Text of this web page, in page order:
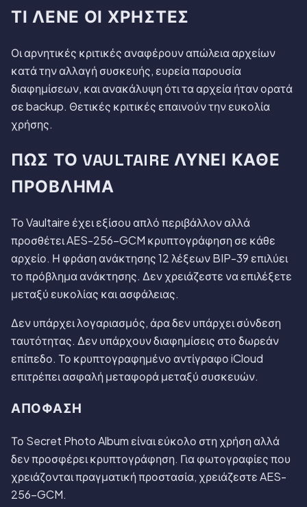
ΤΙ ΛΈΝΕ ΟΙ ΧΡΉΣΤΕΣ
Οι αρνητικές κριτικές αναφέρουν απώλεια αρχείων
κατά την αλλαγή συσκευής, ευρεία παρουσία
διαφημίσεων, και ανακάλυψη ότι τα αρχεία ήταν ορατά
σε backup. Θετικές κριτικές επαινούν την ευκολία
χρήσης.
ΠΏΣ ΤΟ VAULTAIRE ΛΎΝΕΙ ΚΆΘΕ
ΠΡΌΒΛΗΜΑ
Το Vaultaire έχει εξίσου απλό περιβάλλον αλλά
προσθέτει AES-256-GCM κρυπτογράφηση σε κάθε
αρχείο. Η φράση ανάκτησης 12 λέξεων BIP-39 επιλύει
το πρόβλημα ανάκτησης. Δεν χρειάζεστε να επιλέξετε
μεταξύ ευκολίας και ασφάλειας.
Δεν υπάρχει λογαριασμός, άρα δεν υπάρχει σύνδεση
ταυτότητας. Δεν υπάρχουν διαφημίσεις στο δωρεάν
επίπεδο. Το κρυπτογραφημένο αντίγραφο iCloud
επιτρέπει ασφαλή μεταφορά μεταξύ συσκευών.
ΑΠΌΦΑΣΗ
Το Secret Photo Album είναι εύκολο στη χρήση αλλά
δεν προσφέρει κρυπτογράφηση. Για φωτογραφίες που
χρειάζονται πραγματική προστασία, χρειάζεστε AES-
256-GCM.